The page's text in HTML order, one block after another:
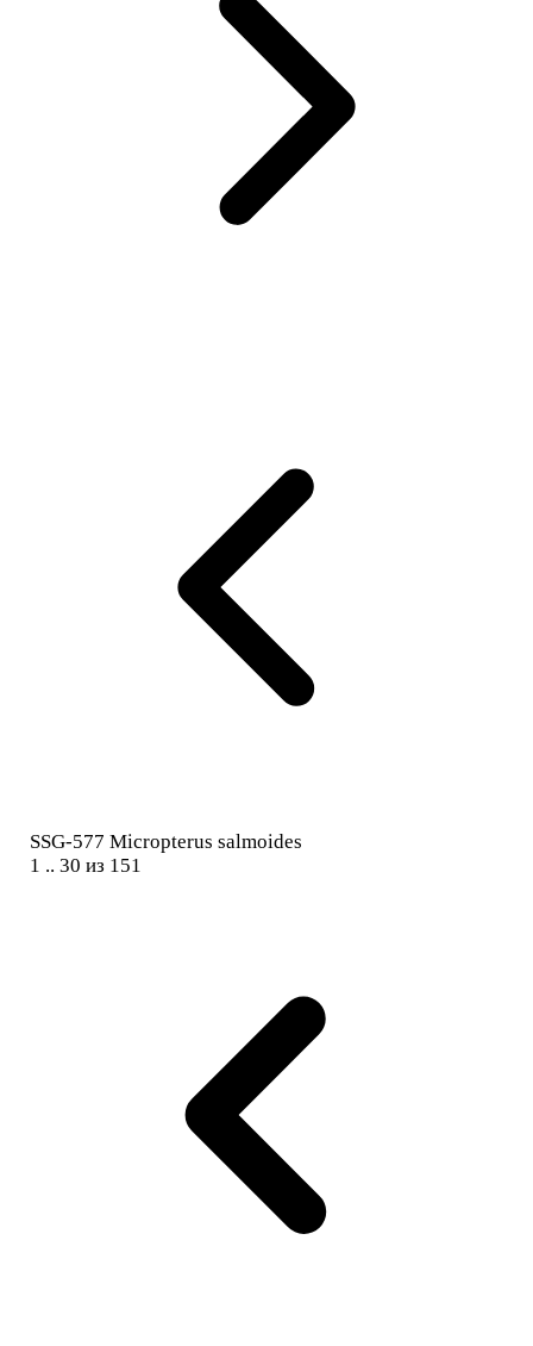
SSG-577 Micropterus salmoides
1 .. 30 из 151